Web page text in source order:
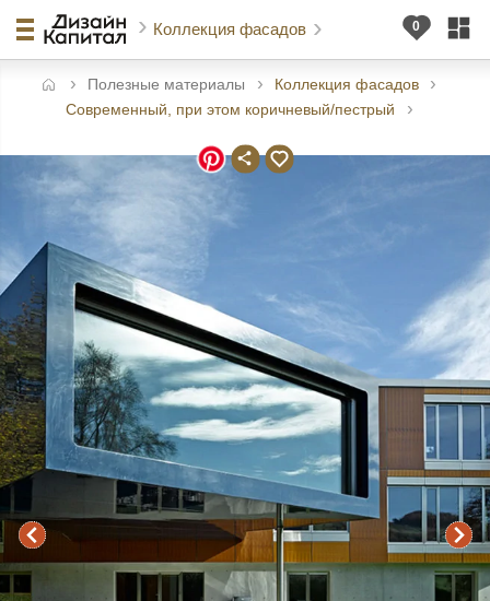
Коллекция фасадов
Полезные материалы
Коллекция фасадов
Современный, при этом коричневый/пестрый